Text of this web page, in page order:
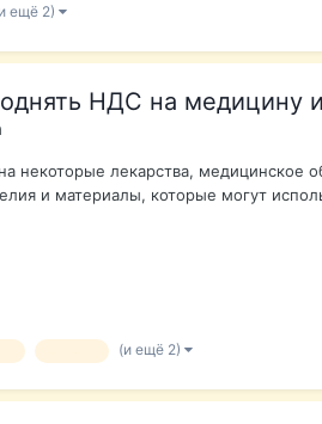
ещё 2)
НДС на медицину
некоторые лекарства,
и материалы, которые могут
(и ещё 2)